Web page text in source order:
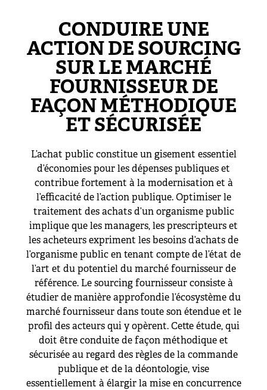
CONDUIRE UNE
ACTION DE SOURCING
SUR LE MARCHÉ
FOURNISSEUR DE
FAÇON MÉTHODIQUE
ET SÉCURISÉE
L’achat public constitue un gisement essentiel
d’économies pour les dépenses publiques et
contribue fortement à la modernisation et à
l’efficacité de l’action publique. Optimiser le
traitement des achats d’un organisme public
implique que les managers, les prescripteurs et
les acheteurs expriment les besoins d’achats de
l’organisme public en tenant compte de l’état de
l’art et du potentiel du marché fournisseur de
référence. Le sourcing fournisseur consiste à
étudier de manière approfondie l’écosystème du
marché fournisseur dans toute son étendue et le
profil des acteurs qui y opèrent. Cette étude, qui
doit être conduite de façon méthodique et
sécurisée au regard des règles de la commande
publique et de la déontologie, vise
essentiellement à élargir la mise en concurrence